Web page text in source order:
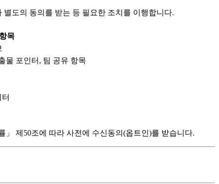
도의 동의를 받는 등 필요한 조치를 이행합니다.
목
물 포인터, 팀 공유 항목
제50조에 따라 사전에 수신동의(옵트인)를 받습니다.